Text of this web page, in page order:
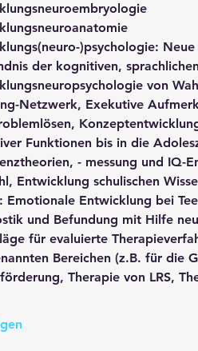
)psychologie:
der kognitiven,
von
Netzwerk, Exekutive
Funktionen bis in die
- messung und IQ-
Entwicklung schulischen
Emotionale Entwicklung bei
und Befundung mit Hilfe
für evaluierte
Bereichen (z.B. für die
Therapie von LRS,